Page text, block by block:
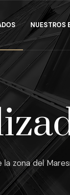
NUESTROS
la zona del